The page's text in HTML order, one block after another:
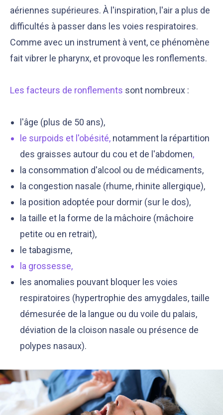
la fiabilité des sources
experts
aériennes supérieures. À l'inspiration, l'air a plus de
difficultés à passer dans les voies respiratoires.
Comme avec un instrument à vent, ce phénomène
fait vibrer le pharynx, et provoque les ronflements.
Les facteurs de ronflements sont nombreux :
l'âge (plus de 50 ans),
le surpoids et l'obésité, notamment la répartition
des graisses autour du cou et de l'abdomen,
la consommation d'alcool ou de médicaments,
la congestion nasale (rhume, rhinite allergique),
la position adoptée pour dormir (sur le dos),
la taille et la forme de la mâchoire (mâchoire
petite ou en retrait),
le tabagisme,
la grossesse,
les anomalies pouvant bloquer les voies
respiratoires (hypertrophie des amygdales, taille
démesurée de la langue ou du voile du palais,
déviation de la cloison nasale ou présence de
polypes nasaux).